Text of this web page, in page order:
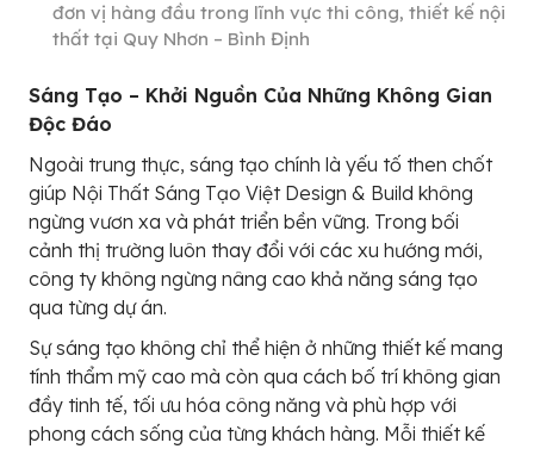
đơn vị hàng đầu trong lĩnh vực thi công, thiết kế nội
thất tại Quy Nhơn – Bình Định
Sáng Tạo – Khởi Nguồn Của Những Không Gian
Độc Đáo
Ngoài trung thực, sáng tạo chính là yếu tố then chốt
giúp Nội Thất Sáng Tạo Việt Design & Build không
ngừng vươn xa và phát triển bền vững. Trong bối
cảnh thị trường luôn thay đổi với các xu hướng mới,
công ty không ngừng nâng cao khả năng sáng tạo
qua từng dự án.
Sự sáng tạo không chỉ thể hiện ở những thiết kế mang
tính thẩm mỹ cao mà còn qua cách bố trí không gian
đầy tinh tế, tối ưu hóa công năng và phù hợp với
phong cách sống của từng khách hàng. Mỗi thiết kế